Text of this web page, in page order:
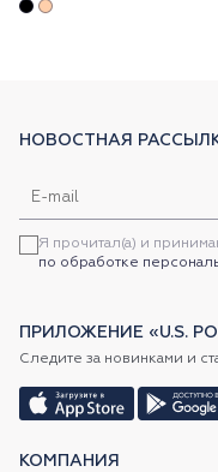
КОМПАНИЯ
НОВОСТНАЯ
Я прочитал(а) и
по обработке
ПРИЛОЖЕНИЕ «U.S.
Следите за новинками и